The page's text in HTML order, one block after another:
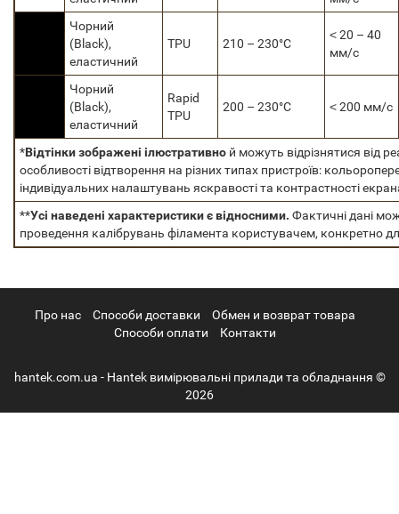
Чорний
(Black),
еластичний
TPU 210 – 230°C
˂ 20 – 40
мм/с
Чорний
(Black),
еластичний
Rapid
TPU
200 – 230°C ˂ 200 мм/с
*Відтінки зображені ілюстративно й можуть відрізнятися від
особливості відтворення на різних типах пристроїв:
індивідуальних налаштувань яскравості та контрастності
**Усі наведені характеристики є відносними. Фактичні дані
проведення калібрувань філамента користувачем, конкретно
Про нас Cпособи доставки
Обмен и возврат товара
Способи оплати
Контакти
hantek.com.ua - Hantek вимірювальні прилади та обладнання ©
2026